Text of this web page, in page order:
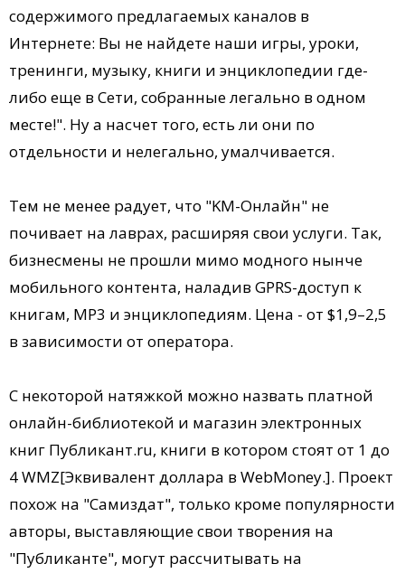
содержимого предлагаемых каналов в
Интернете: Вы не найдете наши игры, уроки,
тренинги, музыку, книги и энциклопедии где-
либо еще в Сети, собранные легально в одном
месте!". Ну а насчет того, есть ли они по
отдельности и нелегально, умалчивается.
Тем не менее радует, что "KM-Онлайн" не
почивает на лаврах, расширяя свои услуги. Так,
бизнесмены не прошли мимо модного нынче
мобильного контента, наладив GPRS-доступ к
книгам, MP3 и энциклопедиям. Цена - от $1,9–2,5
в зависимости от оператора.
С некоторой натяжкой можно назвать платной
онлайн-библиотекой и магазин электронных
книг Публикант.ru, книги в котором стоят от 1 до
4 WMZ[Эквивалент доллара в WebMoney.]. Проект
похож на "Самиздат", только кроме популярности
авторы, выставляющие свои творения на
"Публиканте", могут рассчитывать на